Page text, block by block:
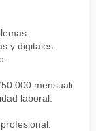
y digitales.
mensuales.
laboral.